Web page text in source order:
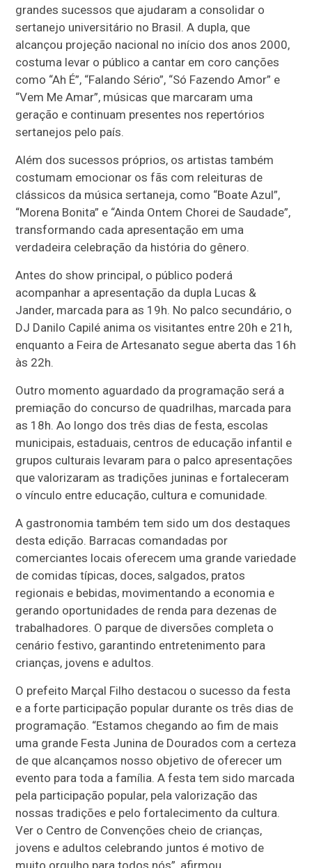
grandes sucessos que ajudaram a consolidar o
sertanejo universitário no Brasil. A dupla, que
alcançou projeção nacional no início dos anos 2000,
costuma levar o público a cantar em coro canções
como “Ah É”, “Falando Sério”, “Só Fazendo Amor” e
“Vem Me Amar”, músicas que marcaram uma
geração e continuam presentes nos repertórios
sertanejos pelo país.
Além dos sucessos próprios, os artistas também
costumam emocionar os fãs com releituras de
clássicos da música sertaneja, como “Boate Azul”,
“Morena Bonita” e “Ainda Ontem Chorei de Saudade”,
transformando cada apresentação em uma
verdadeira celebração da história do gênero.
Antes do show principal, o público poderá
acompanhar a apresentação da dupla Lucas &
Jander, marcada para as 19h. No palco secundário, o
DJ Danilo Capilé anima os visitantes entre 20h e 21h,
enquanto a Feira de Artesanato segue aberta das 16h
às 22h.
Outro momento aguardado da programação será a
premiação do concurso de quadrilhas, marcada para
as 18h. Ao longo dos três dias de festa, escolas
municipais, estaduais, centros de educação infantil e
grupos culturais levaram para o palco apresentações
que valorizaram as tradições juninas e fortaleceram
o vínculo entre educação, cultura e comunidade.
A gastronomia também tem sido um dos destaques
desta edição. Barracas comandadas por
comerciantes locais oferecem uma grande variedade
de comidas típicas, doces, salgados, pratos
regionais e bebidas, movimentando a economia e
gerando oportunidades de renda para dezenas de
trabalhadores. O parque de diversões completa o
cenário festivo, garantindo entretenimento para
crianças, jovens e adultos.
O prefeito Marçal Filho destacou o sucesso da festa
e a forte participação popular durante os três dias de
programação. “Estamos chegando ao fim de mais
uma grande Festa Junina de Dourados com a certeza
de que alcançamos nosso objetivo de oferecer um
evento para toda a família. A festa tem sido marcada
pela participação popular, pela valorização das
nossas tradições e pelo fortalecimento da cultura.
Ver o Centro de Convenções cheio de crianças,
jovens e adultos celebrando juntos é motivo de
muito orgulho para todos nós”, afirmou.